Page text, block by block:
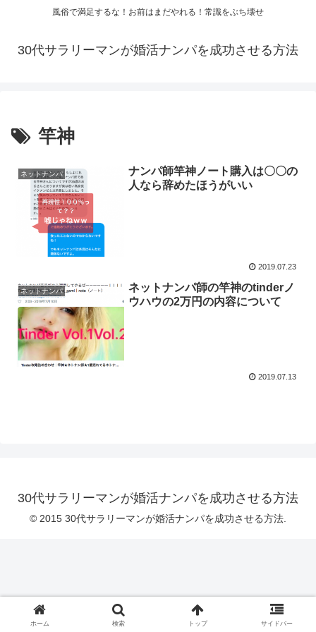
風俗で満足するな！お前はまだやれる！常識をぶち壊せ
30代サラリーマンが婚活ナンパを成功させる方法
竿神
ネットナンパ
ナンパ師竿神ノート購入は〇〇の
人なら辞めたほうがいい
2019.07.23
ネットナンパ
ネットナンパ師の竿神のtinderノ
ウハウの2万円の内容について
2019.07.13
30代サラリーマンが婚活ナンパを成功させる方法
© 2015 30代サラリーマンが婚活ナンパを成功させる方法.
ホーム 検索 トップ サイドバー